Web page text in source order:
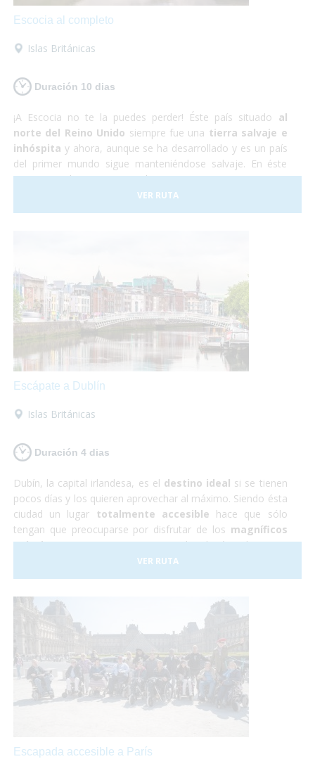
Escocia al completo
Islas Británicas
Duración 10 dias
¡A Escocia no te la puedes perder! Éste país situado al
norte del Reino Unido siempre fue una tierra salvaje e
inhóspita y ahora, aunque se ha desarrollado y es un país
del primer mundo sigue manteniéndose salvaje. En éste
viaje nos adentraremos en la autentica Escocia y no nos
perderemos nada de nada. ¡Así que vámonos ya! ¡No te lo
pienses más, te aseguramos que te encantará!Sólo
VER RUTA
Escápate a Dublín
Islas Británicas
Duración 4 dias
Dubín, la capital irlandesa, es el destino ideal si se tienen
pocos días y los quieren aprovechar al máximo. Siendo ésta
ciudad un lugar totalmente accesible hace que sólo
tengan que preocuparse por disfrutar de los magníficos
paisajes y monumentosque te brinda éste hermoso
país. Durante éste viaje a Irlanda tendrás la oportunidad de
conocer los imponentesAcantilados de Moher,
esconde la famosa
VER RUTA
Escapada accesible a París